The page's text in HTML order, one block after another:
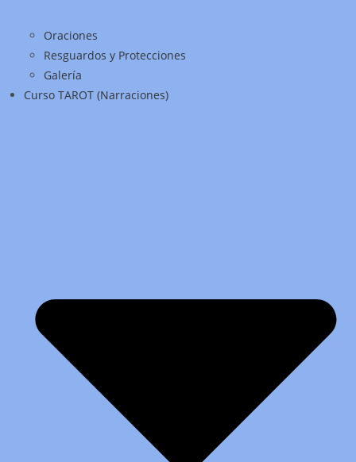
Oraciones
Resguardos y Protecciones
Galería
Curso TAROT (Narraciones)